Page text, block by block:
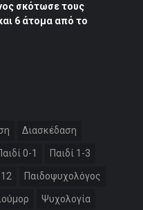
σκότωσε τους
6 άτομα από το
Διασκέδαση
0-1 Παιδί 1-3
Παιδοψυχολόγος
Ψυχολογία